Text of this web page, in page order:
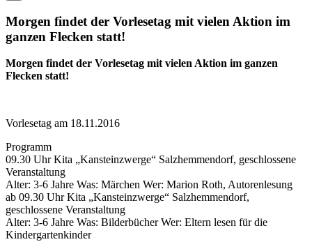
Morgen findet der Vorlesetag mit vielen Aktion im
ganzen Flecken statt!
Morgen findet der Vorlesetag mit vielen Aktion im ganzen
Flecken statt!
Vorlesetag am 18.11.2016
Programm
09.30 Uhr Kita „Kansteinzwerge“ Salzhemmendorf, geschlossene
Veranstaltung
Alter: 3-6 Jahre Was: Märchen Wer: Marion Roth, Autorenlesung
ab 09.30 Uhr Kita „Kansteinzwerge“ Salzhemmendorf,
geschlossene Veranstaltung
Alter: 3-6 Jahre Was: Bilderbücher Wer: Eltern lesen für die
Kindergartenkinder